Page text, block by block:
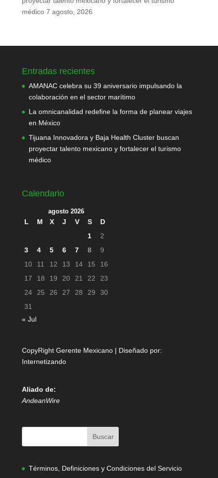
médico 7 agosto, 2026
Entradas recientes
AMANAC celebra su 39 aniversario impulsando la
colaboración en el sector marítimo
La omnicanalidad redefine la forma de planear viajes
en México
Tijuana Innovadora y Baja Health Cluster buscan
proyectar talento mexicano y fortalecer el turismo
médico
Calendario
agosto 2026
L M X J V S
D
1
2
3
4 5 6 7 8
9
10
11 12 13 14 15
16
17
18 19 20 21 22
23
24
25 26 27 28 29
30
31
« Jul
CopyRight Gerente Mexicano | Diseñado por:
Internetizando
Aliado de:
AndeanWire
Términos, Definiciones y Condiciones del Servicio